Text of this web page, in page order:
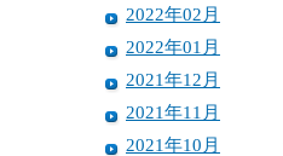
2022年02月
2022年01月
2021年12月
2021年11月
2021年10月